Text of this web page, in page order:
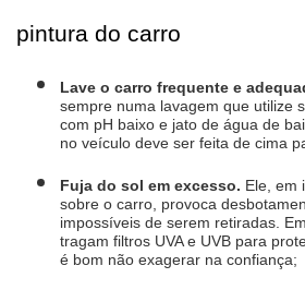
pintura do carro
Lave o carro frequente e
sempre numa lavagem que utilize
com pH baixo e jato de água de
no veículo deve ser feita de cima
Fuja do sol em excesso. Ele, em
sobre o carro, provoca
impossíveis de serem retiradas.
tragam filtros UVA e UVB para
é bom não exagerar na confiança;